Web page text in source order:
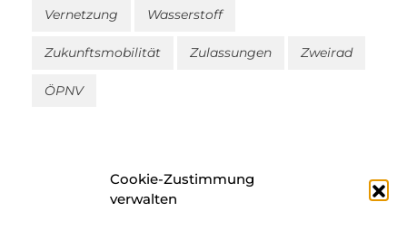
Cookie-Zustimmung
verwalten
Vernetzung Wasserstoff
Zukunftsmobilität Zulassungen Zweirad
ÖPNV